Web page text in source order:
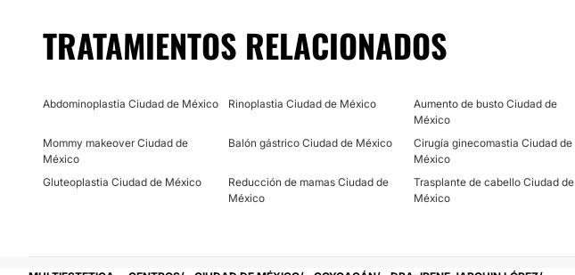
Localización
Financiación o facilidades de pago:
TRATAMIENTOS RELACIONADOS
Abdominoplastia Ciudad de México Rinoplastia Ciudad de México
Aumento de busto Ciudad de
México
Mommy makeover Ciudad de
México
Balón gástrico Ciudad de México
Cirugía ginecomastia Ciudad de
México
Gluteoplastia Ciudad de México
Reducción de mamas Ciudad de
México
Trasplante de cabello Ciudad de
México